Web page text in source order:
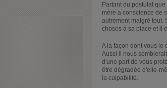
Partant du postulat
mère a conscience de
autrement malgré tout.
choses à sa place et il
A la façon dont vous le
Aussi il nous
d'une part de vous
être dégradée d'elle-
la culpabilité.